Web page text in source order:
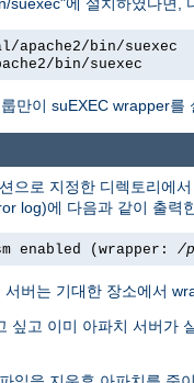
suexec"에 설치하였다면,
apache2/bin/suexec
bin/suexec
만이 suEXEC wrapper를
으로 지정한 디렉토리에서
log)에 다음과 같이 출력
enabled (wrapper: /
버는 기대한 장소에서
싶고 이미 아파치 서버가